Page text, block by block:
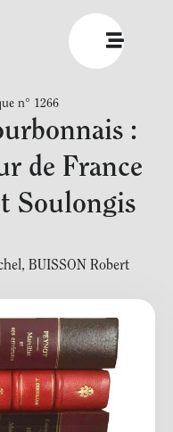
n° 1266
:
de France
Soulongis
, BUISSON Robert